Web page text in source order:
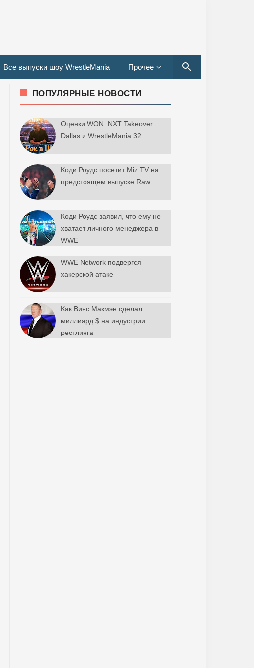
Все выпуски шоу WrestleMania Прочее
ПОПУЛЯРНЫЕ НОВОСТИ
Оценки WON: NXT Takeover
Dallas и WrestleMania 32
Коди Роудс посетит Miz TV на
предстоящем выпуске Raw
Коди Роудс заявил, что ему не
хватает личного менеджера в
WWE
WWE Network подвергся
хакерской атаке
Как Винс Макмэн сделал
миллиард $ на индустрии
рестлинга